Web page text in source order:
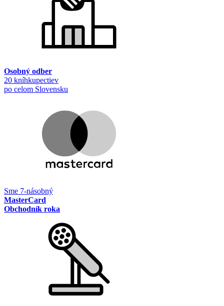
Osobný odber
20 kníhkupectiev
po celom Slovensku
Sme 7-násobný
MasterCard
Obchodník roka